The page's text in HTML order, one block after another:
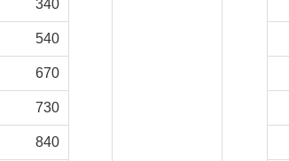
340
540
670
730
840